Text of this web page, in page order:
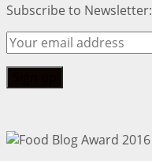
Subscribe to Newsletter: